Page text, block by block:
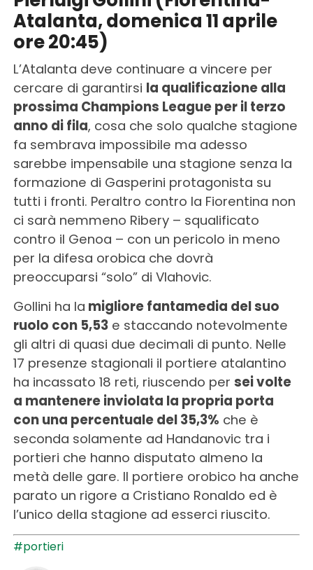
Atalanta, domenica 11 aprile
ore 20:45)
L’Atalanta deve continuare a vincere per
cercare di garantirsi la qualificazione alla
prossima Champions League per il terzo
anno di fila, cosa che solo qualche stagione
fa sembrava impossibile ma adesso
sarebbe impensabile una stagione senza la
formazione di Gasperini protagonista su
tutti i fronti. Peraltro contro la Fiorentina non
ci sarà nemmeno Ribery – squalificato
contro il Genoa – con un pericolo in meno
per la difesa orobica che dovrà
preoccuparsi “solo” di Vlahovic.
Gollini ha la migliore fantamedia del suo
ruolo con 5,53e staccando notevolmente
gli altri di quasi due decimali di punto. Nelle
17 presenze stagionali il portiere atalantino
ha incassato 18 reti, riuscendo per sei volte
a mantenere inviolata la propria porta
con una percentuale del 35,3% che è
seconda solamente ad Handanovic tra i
portieri che hanno disputato almeno la
metà delle gare. Il portiere orobico ha anche
parato un rigore a Cristiano Ronaldo ed è
l’unico della stagione ad esserci riuscito.
#portieri